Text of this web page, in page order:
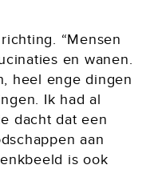
“Mensen
en wanen.
heel enge dingen
Ik had al
dacht dat een
aan
is ook